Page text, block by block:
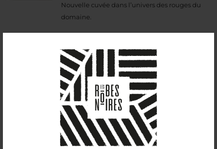
Nouvelle cuvée dans l’univers des rouges du
domaine.
violette, qui se démarque par sa fraicheur et son
univers aromatique.
Ce vin développe des arômes d’eucalyptus, de
menthol mais aussi floraux et de zan.
Il accompagne avec bonheur les volailles rôties,
un camembert chaud et des poires aux vins
rouges.